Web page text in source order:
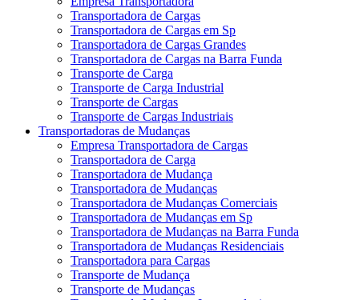
Transportadora de Cargas
Transportadora de Cargas em Sp
Transportadora de Cargas Grandes
Transportadora de Cargas na Barra Funda
Transporte de Carga
Transporte de Carga Industrial
Transporte de Cargas
Transporte de Cargas Industriais
Transportadoras de Mudanças
Empresa Transportadora de Cargas
Transportadora de Carga
Transportadora de Mudança
Transportadora de Mudanças
Transportadora de Mudanças Comerciais
Transportadora de Mudanças em Sp
Transportadora de Mudanças na Barra Funda
Transportadora de Mudanças Residenciais
Transportadora para Cargas
Transporte de Mudança
Transporte de Mudanças